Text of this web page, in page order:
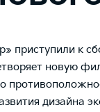
приступили к
новую
дизайна